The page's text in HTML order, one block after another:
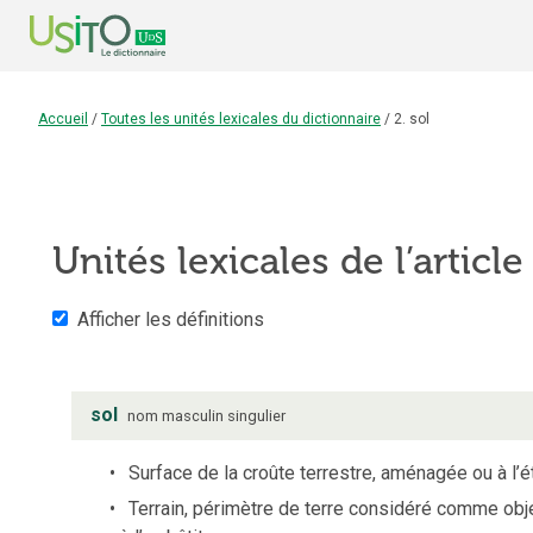
Accueil / Toutes les unités lexicales du dictionnaire / 2. sol
Unités lexicales de
Afficher les définitions
sol nom masculin singulier
Surface de la croûte terrestre, aménagée ou à
Terrain, périmètre de terre considéré comme